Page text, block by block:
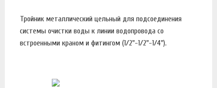
Тройник металлический цельный для подсоединения
системы очистки воды к линии водопровода со
встроенными краном и фитингом (1/2"-1/2"-1/4").